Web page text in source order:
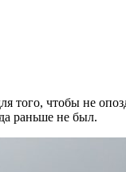
того, чтобы не
раньше не был.